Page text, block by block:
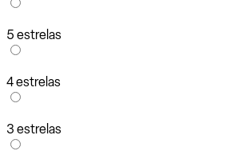
5 estrelas
4 estrelas
3 estrelas